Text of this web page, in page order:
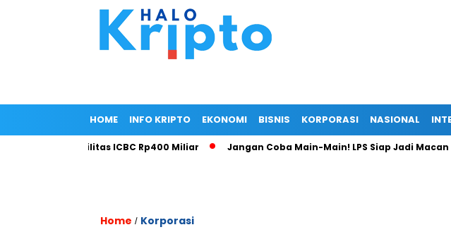
HOME INFO KRIPTO EKONOMI BISNIS KORPORASI NASIONAL
Fasilitas ICBC Rp400 Miliar Jangan Coba Main-Main! LPS Siap Jadi Macan Demi
Home / Korporasi